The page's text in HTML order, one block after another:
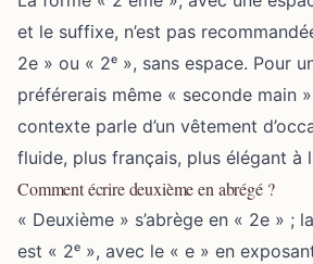
et le suffixe, n’est pas
2e » ou « 2ᵉ », sans espace. Pour
préférerais même « seconde main
contexte parle d’un vêtement
fluide, plus français, plus élégant à
Comment écrire deuxième en abrégé ?
« Deuxième » s’abrège en « 2e » ;
est « 2ᵉ », avec le « e » en